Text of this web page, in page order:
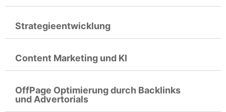
Strategieentwicklung
Content Marketing und KI
OffPage Optimierung durch Backlinks
und Advertorials